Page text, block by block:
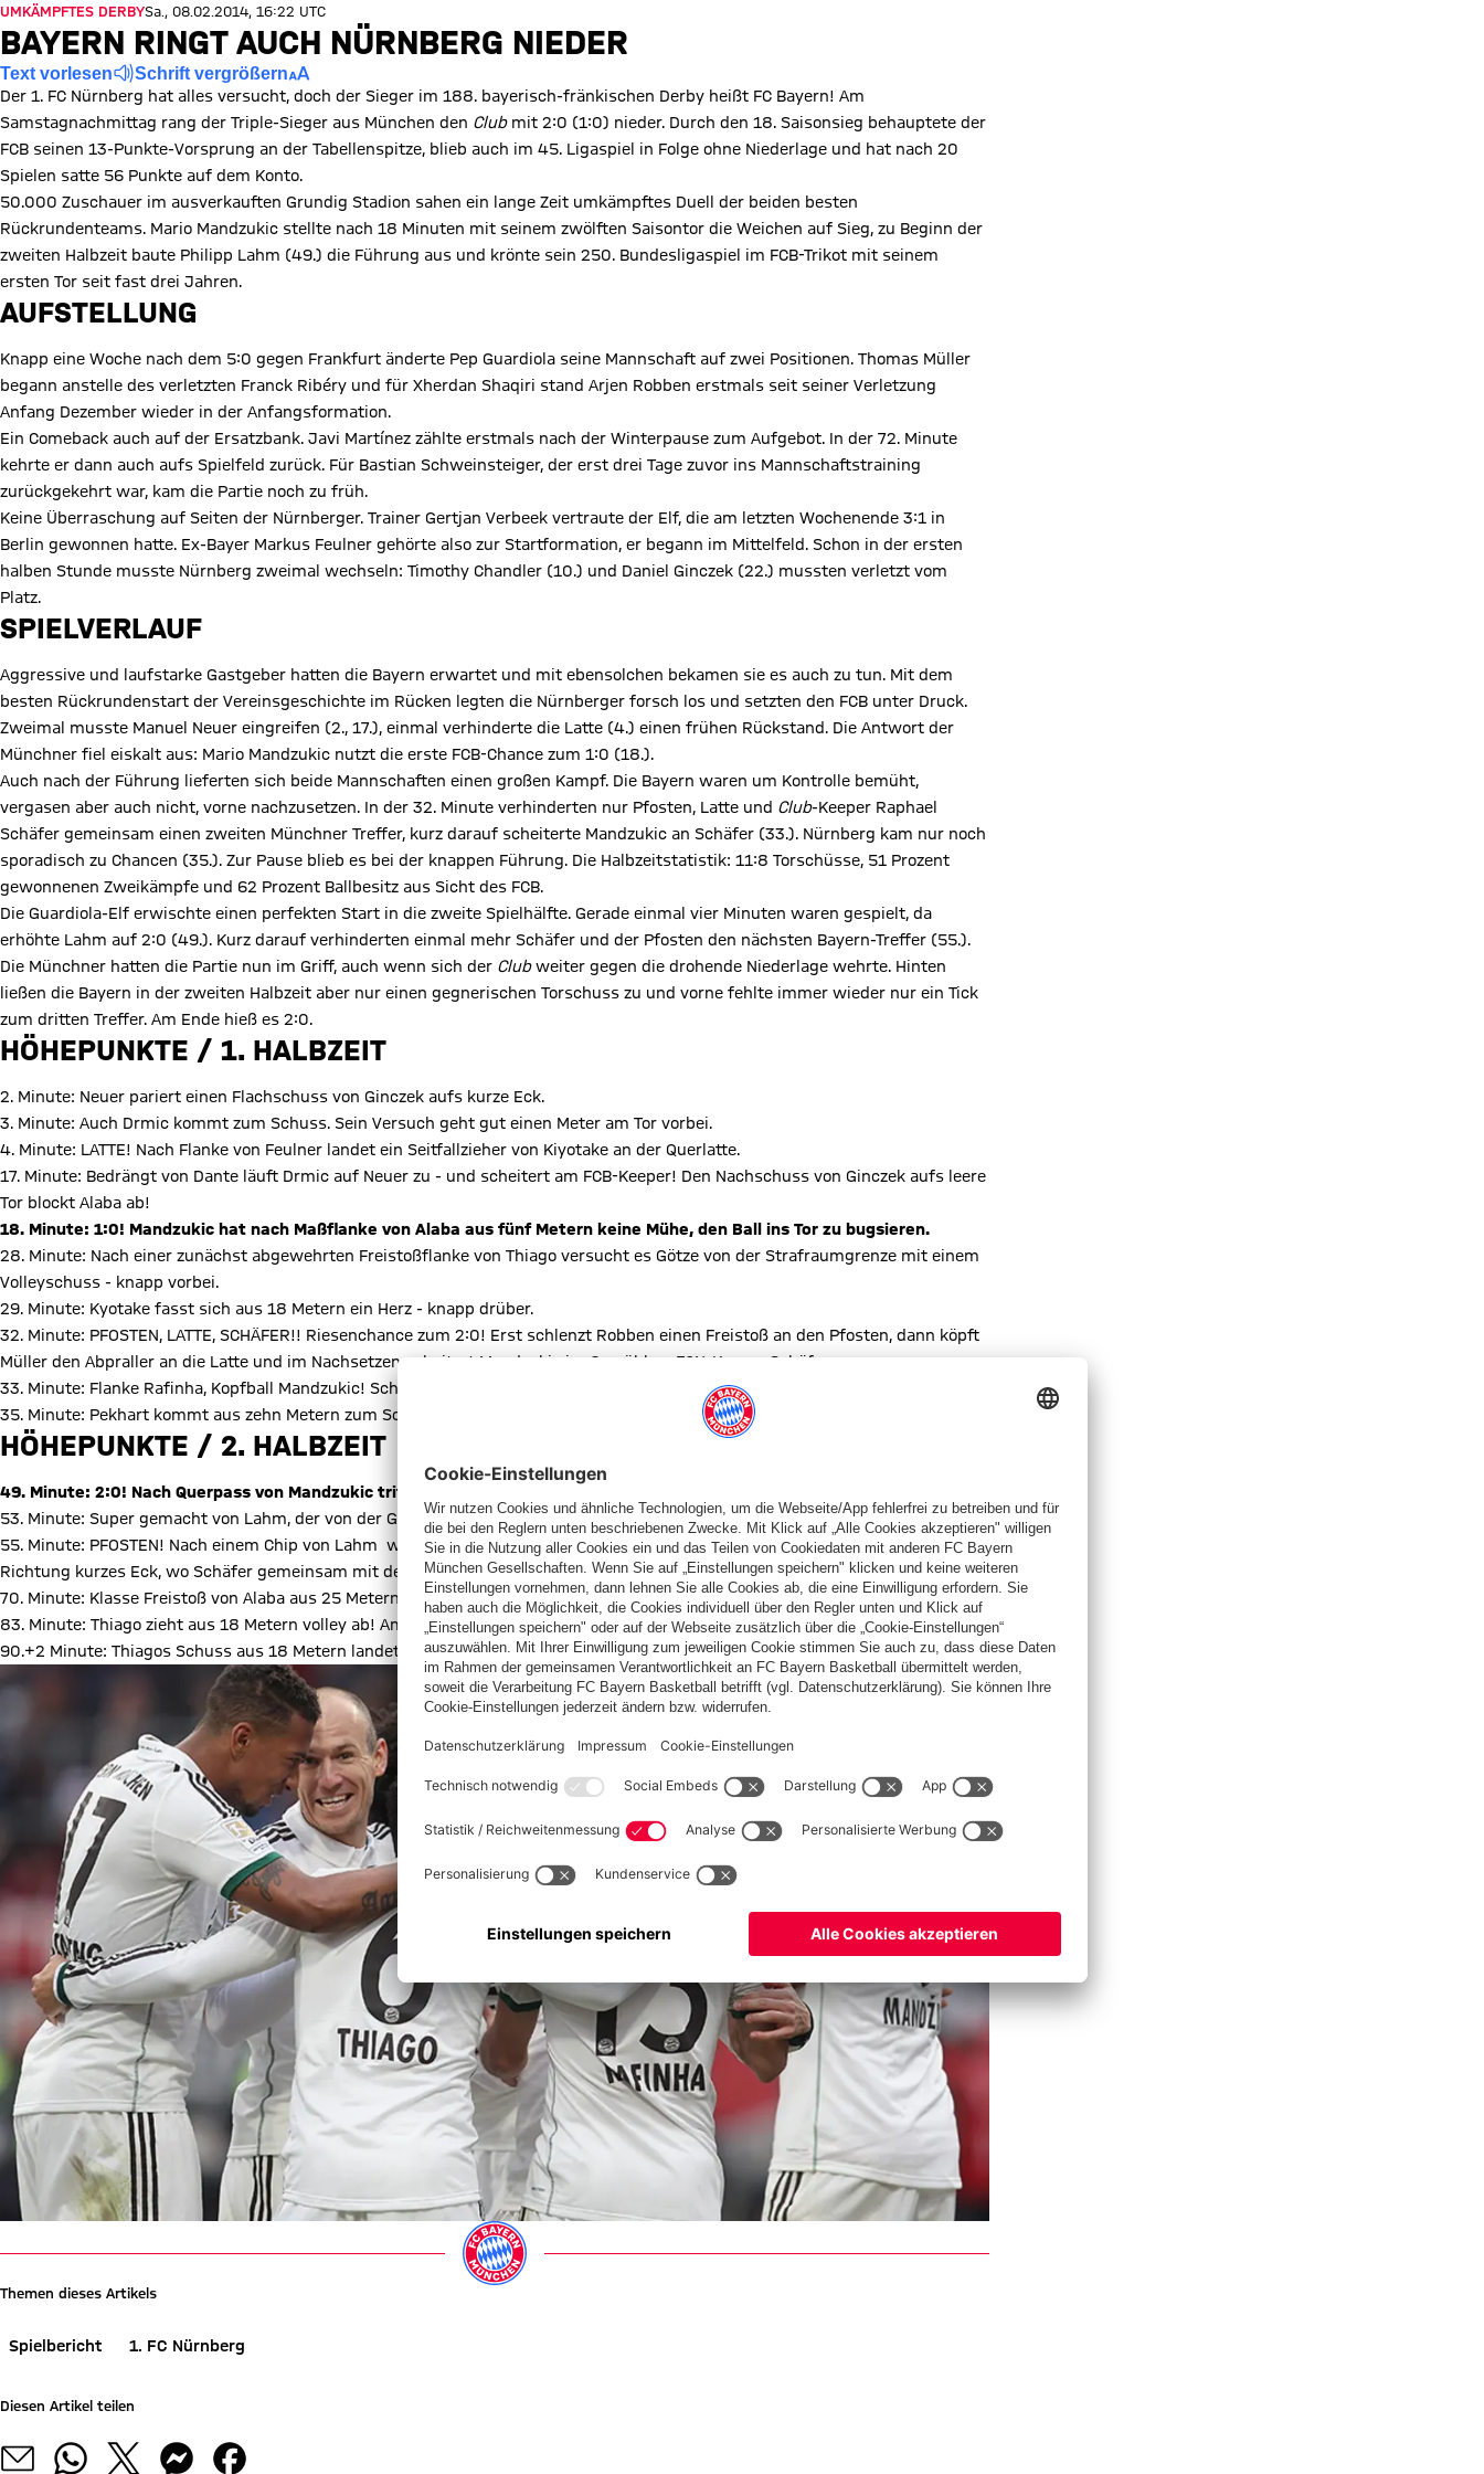
UMKÄMPFTES DERBYSa., 08.02.2014, 16:22 UTC
BAYERN RINGT AUCH NÜRNBERG NIEDER
Text vorlesen Schrift vergrößern
Der 1. FC Nürnberg hat alles versucht, doch der Sieger im 188. bayerisch-fränkischen Derby heißt FC Bayern! Am
Samstagnachmittag rang der Triple-Sieger aus München den Clubmit 2:0 (1:0) nieder. Durch den 18. Saisonsieg behauptete der
FCB seinen 13-Punkte-Vorsprung an der Tabellenspitze, blieb auch im 45. Ligaspiel in Folge ohne Niederlage und hat nach 20
Spielen satte 56 Punkte auf dem Konto.
50.000 Zuschauer im ausverkauften Grundig Stadion sahen ein lange Zeit umkämpftes Duell der beiden besten
Rückrundenteams. Mario Mandzukic stellte nach 18 Minuten mit seinem zwölften Saisontor die Weichen auf Sieg, zu Beginn der
zweiten Halbzeit baute Philipp Lahm (49.) die Führung aus und krönte sein 250. Bundesligaspiel im FCB-Trikot mit seinem
ersten Tor seit fast drei Jahren.
AUFSTELLUNG
Knapp eine Woche nach dem 5:0 gegen Frankfurt änderte Pep Guardiola seine Mannschaft auf zwei Positionen. Thomas Müller
begann anstelle des verletzten Franck Ribéry und für Xherdan Shaqiri stand Arjen Robben erstmals seit seiner Verletzung
Anfang Dezember wieder in der Anfangsformation.
Ein Comeback auch auf der Ersatzbank. Javi Martínez zählte erstmals nach der Winterpause zum Aufgebot. In der 72. Minute
kehrte er dann auch aufs Spielfeld zurück. Für Bastian Schweinsteiger, der erst drei Tage zuvor ins Mannschaftstraining
zurückgekehrt war, kam die Partie noch zu früh.
Keine Überraschung auf Seiten der Nürnberger. Trainer Gertjan Verbeek vertraute der Elf, die am letzten Wochenende 3:1 in
Berlin gewonnen hatte. Ex-Bayer Markus Feulner gehörte also zur Startformation, er begann im Mittelfeld. Schon in der ersten
halben Stunde musste Nürnberg zweimal wechseln: Timothy Chandler (10.) und Daniel Ginczek (22.) mussten verletzt vom
Platz.
SPIELVERLAUF
Aggressive und laufstarke Gastgeber hatten die Bayern erwartet und mit ebensolchen bekamen sie es auch zu tun. Mit dem
besten Rückrundenstart der Vereinsgeschichte im Rücken legten die Nürnberger forsch los und setzten den FCB unter Druck.
Zweimal musste Manuel Neuer eingreifen (2., 17.), einmal verhinderte die Latte (4.) einen frühen Rückstand. Die Antwort der
Münchner fiel eiskalt aus: Mario Mandzukic nutzt die erste FCB-Chance zum 1:0 (18.).
Auch nach der Führung lieferten sich beide Mannschaften einen großen Kampf. Die Bayern waren um Kontrolle bemüht,
vergasen aber auch nicht, vorne nachzusetzen. In der 32. Minute verhinderten nur Pfosten, Latte und Club-Keeper Raphael
Schäfer gemeinsam einen zweiten Münchner Treffer, kurz darauf scheiterte Mandzukic an Schäfer (33.). Nürnberg kam nur noch
sporadisch zu Chancen (35.). Zur Pause blieb es bei der knappen Führung. Die Halbzeitstatistik: 11:8 Torschüsse, 51 Prozent
gewonnenen Zweikämpfe und 62 Prozent Ballbesitz aus Sicht des FCB.
Die Guardiola-Elf erwischte einen perfekten Start in die zweite Spielhälfte. Gerade einmal vier Minuten waren gespielt, da
erhöhte Lahm auf 2:0 (49.). Kurz darauf verhinderten einmal mehr Schäfer und der Pfosten den nächsten Bayern-Treffer (55.).
Die Münchner hatten die Partie nun im Griff, auch wenn sich der Clubweiter gegen die drohende Niederlage wehrte. Hinten
ließen die Bayern in der zweiten Halbzeit aber nur einen gegnerischen Torschuss zu und vorne fehlte immer wieder nur ein Tick
zum dritten Treffer. Am Ende hieß es 2:0.
HÖHEPUNKTE / 1. HALBZEIT
2. Minute: Neuer pariert einen Flachschuss von Ginczek aufs kurze Eck.
3. Minute: Auch Drmic kommt zum Schuss. Sein Versuch geht gut einen Meter am Tor vorbei.
4. Minute: LATTE! Nach Flanke von Feulner landet ein Seitfallzieher von Kiyotake an der Querlatte.
17. Minute: Bedrängt von Dante läuft Drmic auf Neuer zu - und scheitert am FCB-Keeper! Den Nachschuss von Ginczek aufs leere
Tor blockt Alaba ab!
18. Minute: 1:0! Mandzukic hat nach Maßflanke von Alaba aus fünf Metern keine Mühe, den Ball ins Tor zu bugsieren.
28. Minute: Nach einer zunächst abgewehrten Freistoßflanke von Thiago versucht es Götze von der Strafraumgrenze mit einem
Volleyschuss - knapp vorbei.
29. Minute: Kyotake fasst sich aus 18 Metern ein Herz - knapp drüber.
32. Minute: PFOSTEN, LATTE, SCHÄFER!! Riesenchance zum 2:0! Erst schlenzt Robben einen Freistoß an den Pfosten, dann köpft
Müller den Abpraller an die Latte und im Nachsetzen scheitert Mandzukic im Gewühl an FCN-Keeper Schäfer.
33. Minute: Flanke Rafinha, Kopfball Mandzukic! Schäfer pariert.
35. Minute: Pekhart kommt aus zehn Metern zum Schuss!! Knapp vorbei!
HÖHEPUNKTE / 2. HALBZEIT
49. Minute: 2:0! Nach Querpass von Mandzukic trifft Lahm aus elf Metern ins offene Tor!
53. Minute: Super gemacht von Lahm, der von der Grundlinie perfekt zurücklegt. Doch Müller zögert zu lange mit dem Abschluss.
55. Minute: PFOSTEN! Nach einem Chip von Lahm will Robben den Ball eigentlich nach innen weiterleiten, doch die Kugel fliegt
Richtung kurzes Eck, wo Schäfer gemeinsam mit dem Pfosten retten!
70. Minute: Klasse Freistoß von Alaba aus 25 Metern! Der Ball segelt nur knapp am langen Pfosten vorbei!
83. Minute: Thiago zieht aus 18 Metern volley ab! Am langen Pfosten vorbei!
90.+2 Minute: Thiagos Schuss aus 18 Metern landet auf dem Tornetz.
Themen dieses Artikels
Spielbericht 1. FC Nürnberg
Diesen Artikel teilen